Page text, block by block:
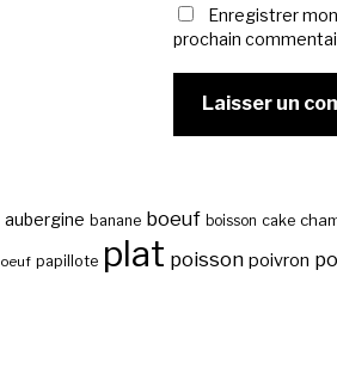
Enregistrer
prochain
aubergine banane boeuf boisson cake
oeuf papillote plat poisson poivron